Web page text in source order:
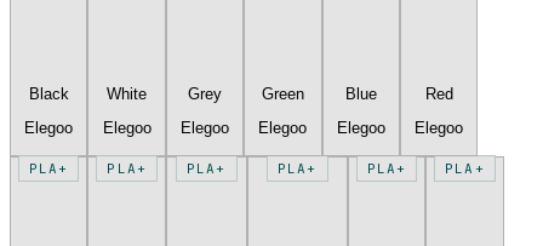
Black
Elegoo
White
Elegoo
Grey
Elegoo
Green
Elegoo
Blue
Elegoo
Red
Elegoo
PLA+ PLA+ PLA+ PLA+ PLA+ PLA+